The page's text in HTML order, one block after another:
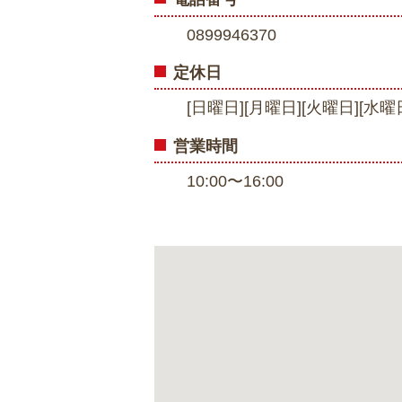
0899946370
定休日
[日曜日][月曜日][火曜日][水曜
営業時間
10:00〜16:00